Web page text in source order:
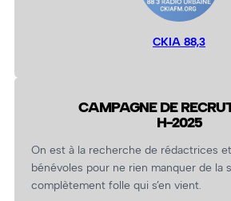
CKIA 88,3
CAMPAGNE DE
H-2025
On est à la recherche de rédactrices
bénévoles pour ne rien manquer de la
complètement folle qui s’en vient.